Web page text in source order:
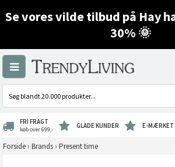
Se vores vilde tilbud på Hay
30% 🌞
FRI FRAGT
køb over 699,- GLADE KUNDER E-MÆRKET
Forside › Brands › Present time